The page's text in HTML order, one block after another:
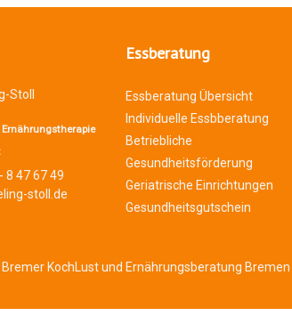
Stoll
8 47 67 49
stoll.de
Essberatung
Essberatung Übersicht
Individuelle Essbberatung
Betriebliche
Gesundheitsförderung
Geriatrische Einrichtungen
Gesundheitsgutschein
KochLust und Ernährungsberatung Bremen |